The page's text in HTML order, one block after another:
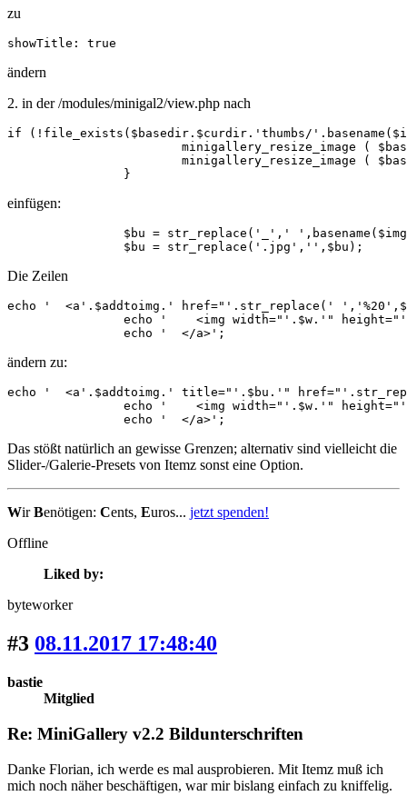
zu
showTitle: true
ändern
2. in der /modules/minigal2/view.php nach
if (!file_exists($basedir.$curdir.'thumbs/
		}
einfügen:
		$bu = str_replace('.jpg','',$bu);
Die Zeilen
echo '  <a'.$addtoimg.' href="'.str_replace('
		echo '  </a>';
ändern zu:
echo '  <a'.$addtoimg.' title="'.$bu.'"
		echo '  </a>';
Das stößt natürlich an gewisse Grenzen; alternativ sind vielleicht die
Slider-/Galerie-Presets von Itemz sonst eine Option.
WirBenötigen: Cents, Euros... jetzt spenden!
Offline
Liked by:
byteworker
#3 08.11.2017 17:48:40
bastie
Mitglied
Re: MiniGallery v2.2 Bildunterschriften
Danke Florian, ich werde es mal ausprobieren. Mit Itemz muß ich
mich noch näher beschäftigen, war mir bislang einfach zu kniffelig.